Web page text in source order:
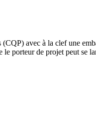
(CQP) avec à la clef une
porteur de projet peut se